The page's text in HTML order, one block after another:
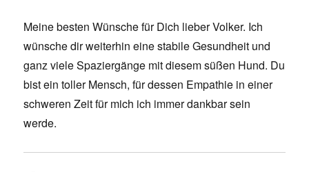
Meine besten Wünsche für Dich lieber Volker. Ich
wünsche dir weiterhin eine stabile Gesundheit und
ganz viele Spaziergänge mit diesem süßen Hund. Du
bist ein toller Mensch, für dessen Empathie in einer
schweren Zeit für mich ich immer dankbar sein
werde.